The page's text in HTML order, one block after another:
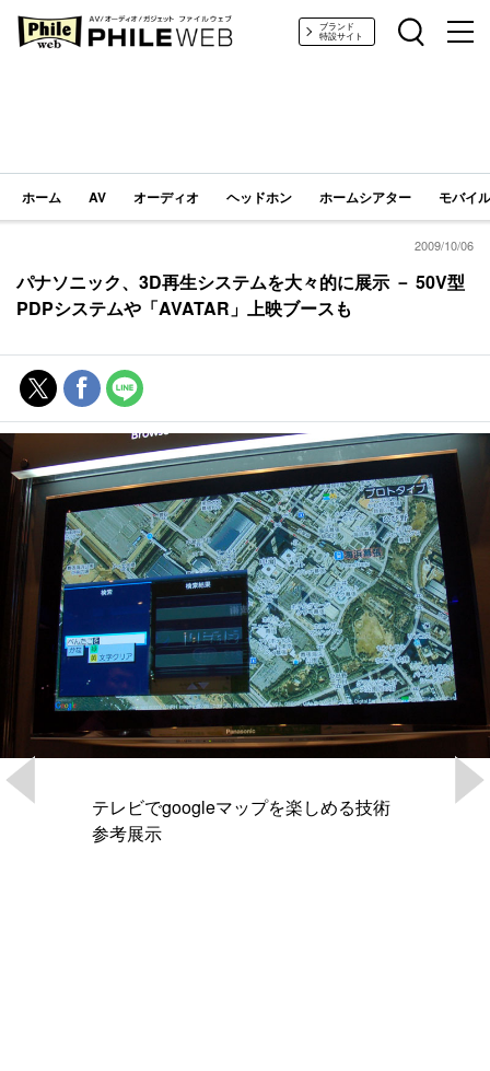
PHILE WEB｜AV/オーディオ/ガジェットブランド
特設サイト
ホーム AV オーディオ ヘッドホン ホームシアター モバイ
2009/10/06
パナソニック、3D再生システムを大々的に展示 － 50V型
PDPシステムや「AVATAR」上映ブースも
テレビでgoogleマップを楽しめる技術
参考展示